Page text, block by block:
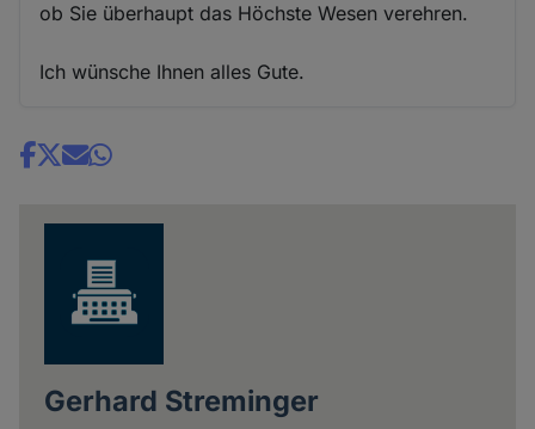
ob Sie überhaupt das Höchste Wesen verehren.
Ich wünsche Ihnen alles Gute.
Share
Gerhard Streminger